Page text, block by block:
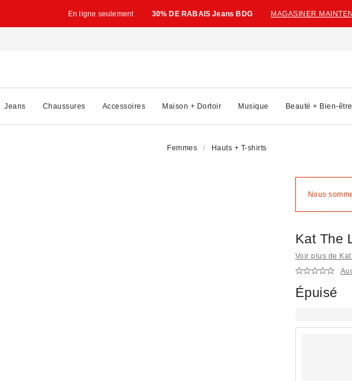
En ligne seulement 30% DE RABAIS Jeans BDG MAGASINER
Jeans Chaussures Accessoires Maison + Dortoir Musique Beauté + Bien-être
Femmes Hauts + T-shirts
Nous
Kat The
Voir plus de Kat
Épuisé